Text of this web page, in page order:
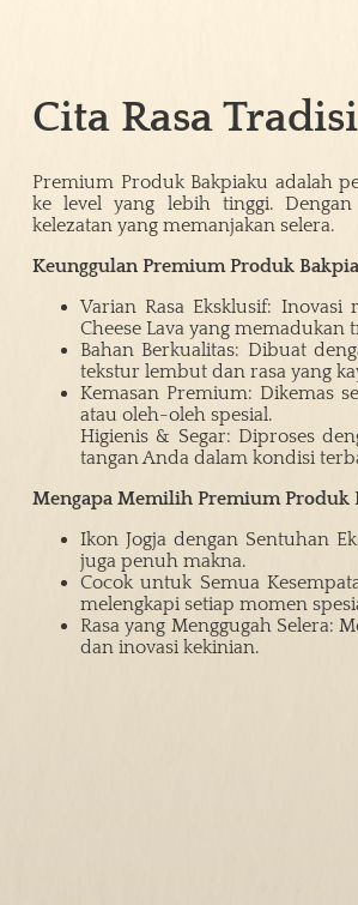
Cita Rasa
Premium Produk Bakpiaku adalah
ke level yang lebih tinggi.
kelezatan yang memanjakan selera.
Keunggulan Premium Produk
Varian Rasa Eksklusif: Inovasi
Cheese Lava yang
Bahan Berkualitas: Dibuat
tekstur lembut dan rasa yang
Kemasan Premium: Dikemas
atau oleh-oleh spesial.
Higienis & Segar: Diproses
tangan Anda dalam kondisi
Mengapa Memilih Premium Produk
Ikon Jogja dengan Sentuhan
juga penuh makna.
Cocok untuk Semua
melengkapi setiap momen
Rasa yang Menggugah Selera:
dan inovasi kekinian.